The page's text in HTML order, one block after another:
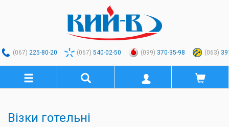
(067) 225-80-20 (067) 540-02-50 (099) 370-35-98 (063)
Візки готельні